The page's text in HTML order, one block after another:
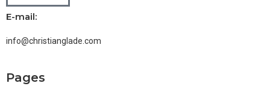
E-mail:
info@christianglade.com
Pages